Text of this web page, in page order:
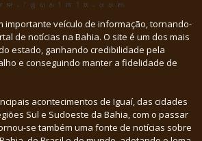
importante veículo de informação, tornando-
de notícias na Bahia. O site é um dos mais
estado, ganhando credibilidade pela
e conseguindo manter a fidelidade de
acontecimentos de Iguaí, das cidades
Sul e Sudoeste da Bahia, com o passar
se também uma fonte de notícias sobre